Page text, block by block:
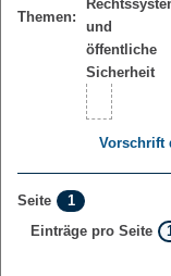
Themen:
Vorschrift
Seite
1
Einträge pro Seite